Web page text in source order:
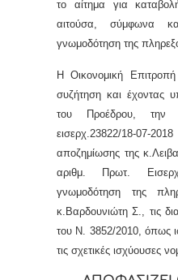
το αίτημα για
αιτούσα, σύμφωνα
γνωμοδότηση της
Η Οικονομική
συζήτηση και έχοντας
του Προέδρου, την
εισερχ.23822/18-07-
αποζημίωσης της
αριθμ. Πρωτ.
γνωμοδότηση της
κ.Βαρδουνιώτη Σ., τις
του Ν. 3852/2010, όπως
τις σχετικές ισχύουσες